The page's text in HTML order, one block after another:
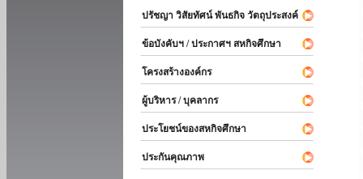
ปรัชญา วิสัยทัศน์ พันธกิจ วัตถุประสงค์
ข้อบังคับฯ / ประกาศฯ สหกิจศึกษา
โครงสร้างองค์กร
ผู้บริหาร / บุคลากร
ประโยชน์ของสหกิจศึกษา
ประกันคุณภาพ